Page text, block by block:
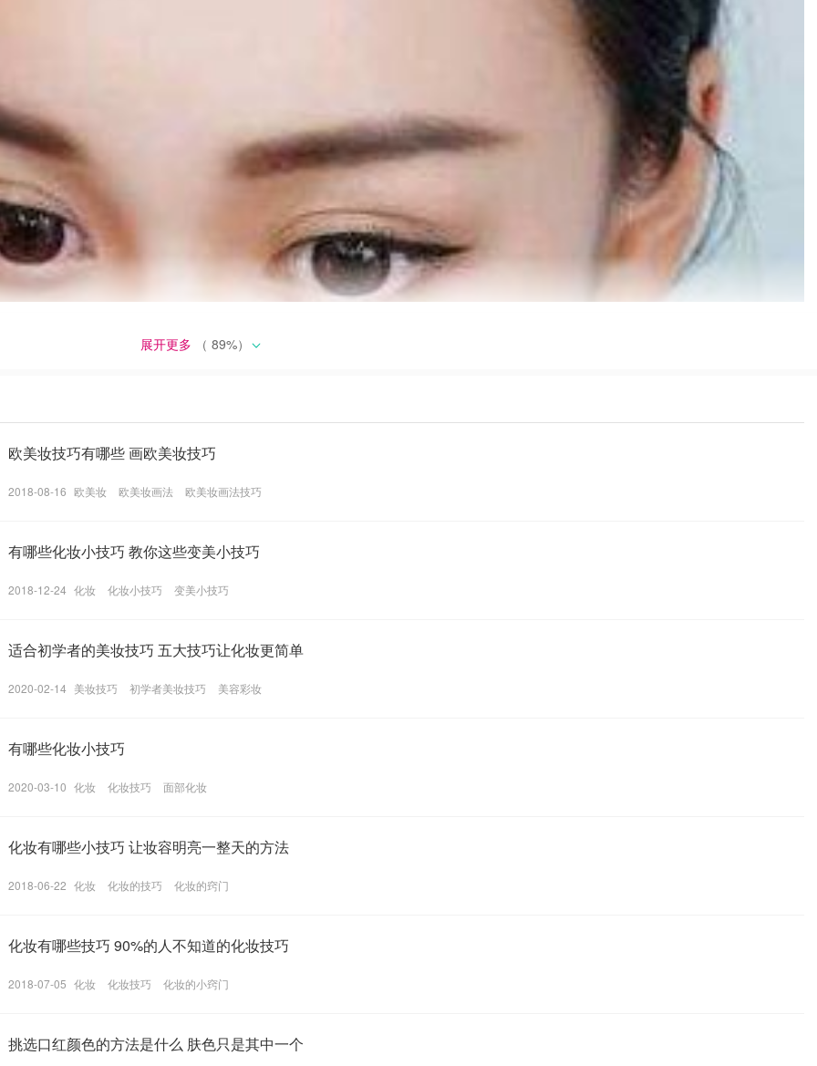
展开更多 （ 89%）
欧美妆技巧有哪些 画欧美妆技巧
2018-08-16 欧美妆 欧美妆画法 欧美妆画法技巧
有哪些化妆小技巧 教你这些变美小技巧
2018-12-24 化妆 化妆小技巧 变美小技巧
适合初学者的美妆技巧 五大技巧让化妆更简单
2020-02-14 美妆技巧 初学者美妆技巧 美容彩妆
有哪些化妆小技巧
2020-03-10 化妆 化妆技巧 面部化妆
化妆有哪些小技巧 让妆容明亮一整天的方法
2018-06-22 化妆 化妆的技巧 化妆的窍门
化妆有哪些技巧 90%的人不知道的化妆技巧
2018-07-05 化妆 化妆技巧 化妆的小窍门
挑选口红颜色的方法是什么 肤色只是其中一个